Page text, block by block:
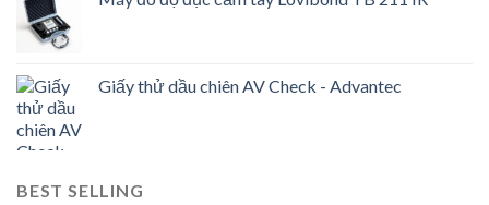
Giấy thử dầu chiên AV Check - Advantec
BEST SELLING